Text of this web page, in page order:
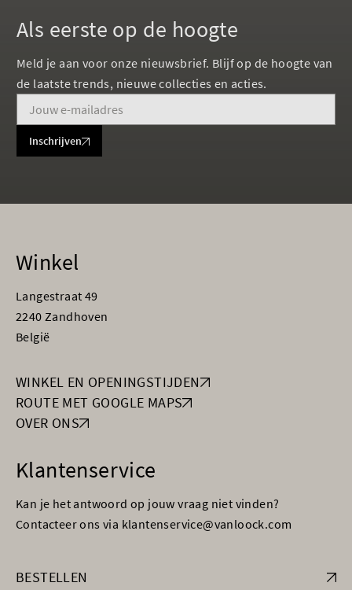
Als eerste op de hoogte
Meld je aan voor onze nieuwsbrief. Blijf op de hoogte van
de laatste trends, nieuwe collecties en acties.
Inschrijven
Winkel
Langestraat 49
2240 Zandhoven
België
WINKEL EN OPENINGSTIJDEN
ROUTE MET GOOGLE MAPS
OVER ONS
Klantenservice
Kan je het antwoord op jouw vraag niet vinden?
Contacteer ons via klantenservice@vanloock.com
BESTELLEN